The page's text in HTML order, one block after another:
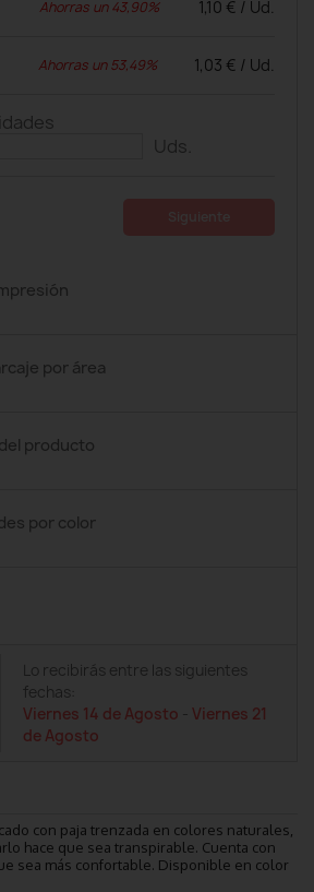
Ahorras un 43,90% 1,10 € / Ud.
Ahorras un 53,49% 1,03 € / Ud.
Uds.
por área
producto
por color
Lo recibirás entre las siguientes
fechas:
Viernes 14 de Agosto -Viernes 21
de Agosto
con paja trenzada en colores naturales,
hace que sea transpirable. Cuenta con
sea más confortable. Disponible en color